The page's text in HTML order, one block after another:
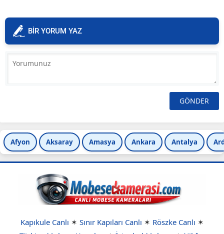
BİR YORUM YAZ
Afyon Aksaray Amasya Ankara Antalya
Kapıkule Canlı ✶ Sınır Kapıları Canlı ✶ Röszke Canlı ✶